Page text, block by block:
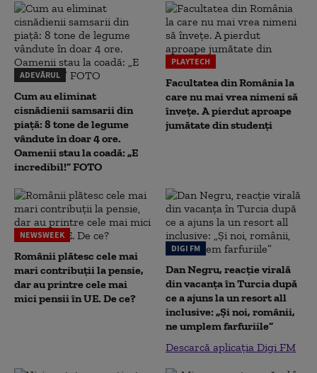
ADEVĂRUL
Cum au eliminat
cisnădienii samsarii din
piață: 8 tone de legume
vândute în doar 4 ore.
Oamenii stau la coadă: „E
incredibil!” FOTO
PLAYTECH
Facultatea din România la
care nu mai vrea nimeni să
înveţe. A pierdut aproape
jumătate din studenţi
NEWSWEEK
Românii plătesc cele mai
mari contribuții la pensie,
dar au printre cele mai
mici pensii în UE. De ce?
DIGI FM
Dan Negru, reacție virală
din vacanța în Turcia după
ce a ajuns la un resort all
inclusive: „Și noi, românii,
ne umplem farfuriile”
Descarcă aplicația Digi FM